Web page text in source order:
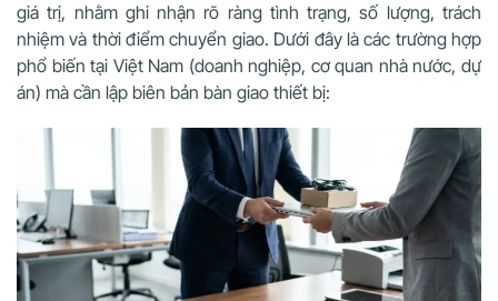
giá trị, nhằm ghi nhận rõ ràng tình trạng, số lượng, trách
nhiệm và thời điểm chuyển giao. Dưới đây là các trường hợp
phổ biến tại Việt Nam (doanh nghiệp, cơ quan nhà nước, dự
án) mà cần lập biên bản bàn giao thiết bị: